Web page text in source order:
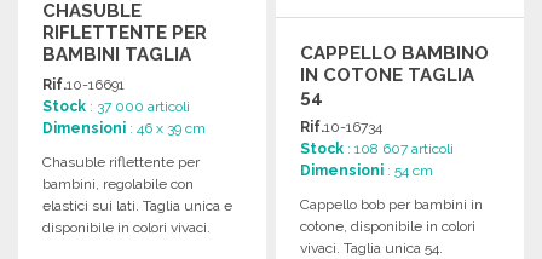
CHASUBLE
RIFLETTENTE PER
BAMBINI TAGLIA
UNICA
Rif.10-16691
Stock : 37 000 articoli
Dimensioni : 46 x 39 cm
Chasuble riflettente per
bambini, regolabile con
elastici sui lati. Taglia unica e
disponibile in colori vivaci.
CAPPELLO BAMBINO
IN COTONE TAGLIA
54
Rif.10-16734
Stock : 108 607 articoli
Dimensioni : 54 cm
Cappello bob per bambini in
cotone, disponibile in colori
vivaci. Taglia unica 54.